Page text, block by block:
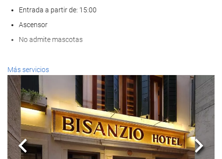
Entrada a partir de: 15:00
Ascensor
No admite mascotas
Servicios de recepción
Recepción 24 horas
Guardaequipaje
Comida y bebida
Bar
Más servicios
Anterior